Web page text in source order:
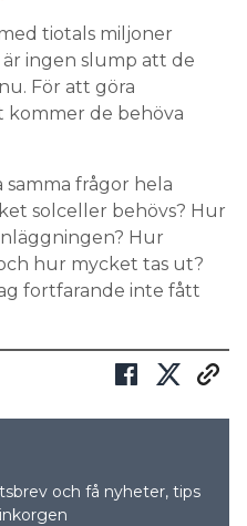
tiotals miljoner
ingen slump att de
För att göra
de behöva
frågor hela
solceller behövs? Hur
Hur
hur mycket tas ut?
fortfarande inte fått
och få nyheter, tips